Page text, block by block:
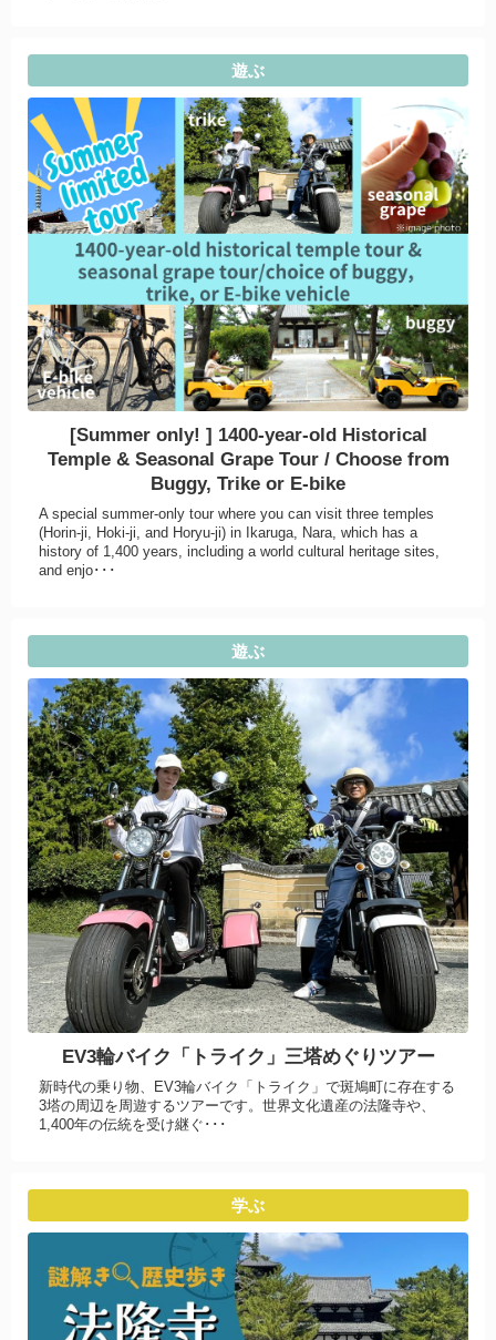
遊ぶ
[Summer only! ] 1400-year-old Historical
Temple & Seasonal Grape Tour / Choose from
Buggy, Trike or E-bike
A special summer-only tour where you can visit three temples
(Horin-ji, Hoki-ji, and Horyu-ji) in Ikaruga, Nara, which has a
history of 1,400 years, including a world cultural heritage sites,
and enjo･･･
遊ぶ
EV3輪バイク「トライク」三塔めぐりツアー
新時代の乗り物、EV3輪バイク「トライク」で斑鳩町に存在する
3塔の周辺を周遊するツアーです。世界文化遺産の法隆寺や、
1,400年の伝統を受け継ぐ･･･
学ぶ